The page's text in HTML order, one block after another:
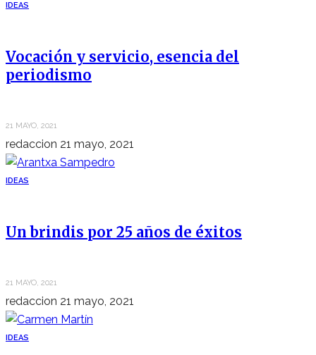
IDEAS
Vocación y servicio, esencia del
periodismo
21 MAYO, 2021
redaccion 21 mayo, 2021
IDEAS
Un brindis por 25 años de éxitos
21 MAYO, 2021
redaccion 21 mayo, 2021
IDEAS